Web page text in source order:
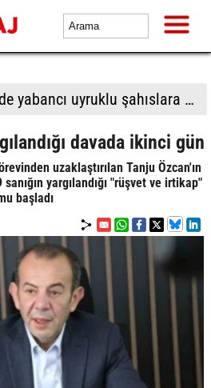
BTP Antalya İl Başkanlığından yoğun mesai: İl binasında ve Manavgat'ta üye buluşmaları
davada ikinci gün
uzaklaştırılan Tanju Özcan'ın
yargılandığı "rüşvet ve irtikap"
başladı